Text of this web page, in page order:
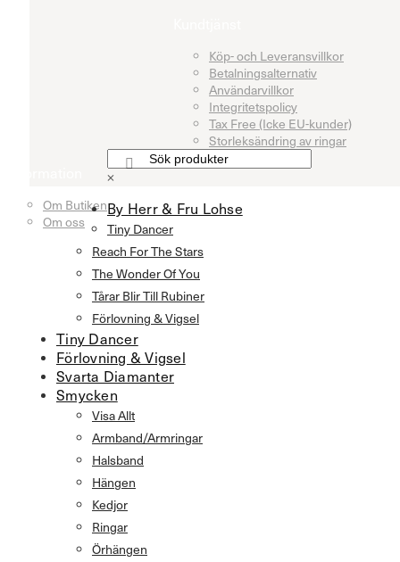
Köp- och Leveransvillkor
Betalningsalternativ
Användarvillkor
Integritetspolicy
Tax Free (Icke EU-kunder)
Storleksändring av ringar
Om Butiken
Om oss
×
By Herr & Fru Lohse
Tiny Dancer
Reach For The Stars
The Wonder Of You
Tårar Blir Till Rubiner
Förlovning & Vigsel
Tiny Dancer
Förlovning & Vigsel
Svarta Diamanter
Smycken
Visa Allt
Armband/Armringar
Halsband
Hängen
Kedjor
Ringar
Örhängen